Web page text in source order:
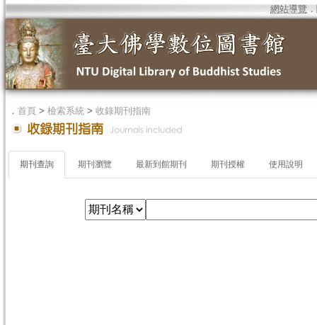
網站導覽 ．
． 首頁 > 檢索系統 > 收錄期刊指南
期刊查詢 期刊瀏覽 最新到館期刊 期刊授權 使用說明